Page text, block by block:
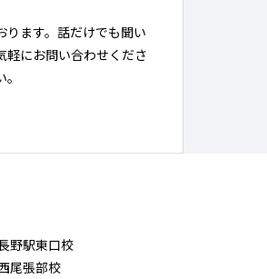
ります。話だけでも聞い
軽にお問い合わせくださ
。
野駅東口校
尾張部校